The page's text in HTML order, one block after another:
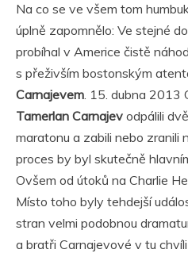
Na co se ve všem tom
úplně zapomnělo: Ve stejné
probíhal v Americe čistě
s přeživším bostonským
Carnajevem. 15. dubna 2013
Tamerlan Carnajev odpálili
maratonu a zabili nebo zranili
proces by byl skutečně
Ovšem od útoků na Charlie
Místo toho byly tehdejší
stran velmi podobnou
a bratři Carnajevové v tu